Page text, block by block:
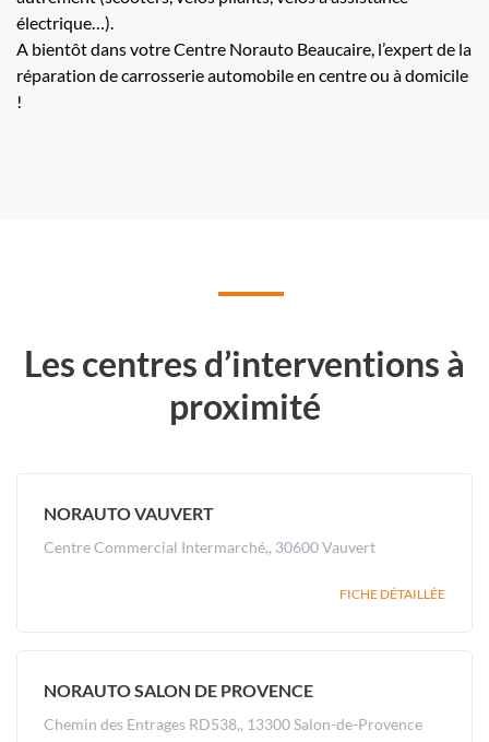
électrique…).
A bientôt dans votre Centre Norauto Beaucaire, l’expert de la
réparation de carrosserie automobile en centre ou à domicile
!
Les centres d’interventions à
proximité
NORAUTO VAUVERT
Centre Commercial Intermarché,, 30600 Vauvert
FICHE DÉTAILLÉE
NORAUTO SALON DE PROVENCE
Chemin des Entrages RD538,, 13300 Salon-de-Provence